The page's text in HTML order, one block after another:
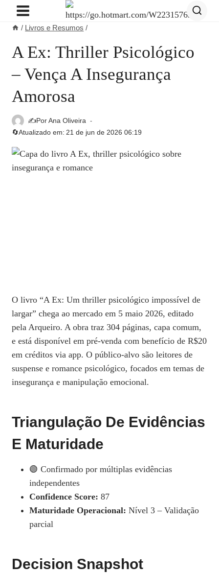
Pular
Conteúdo
/ Livros e Resumos /
A Ex: Thriller Psicológico
– Vença A Insegurança
Amorosa
✍️PorAna Oliveira
🔄Atualizado em: 21 de jun de 2026 06:19
O livro “A Ex: Um thriller psicológico impossível de
largar” chega ao mercado em 5 maio 2026, editado
pela Arqueiro. A obra traz 304 páginas, capa comum,
e está disponível em pré‑venda com benefício de R$20
em créditos via app. O público‑alvo são leitores de
suspense e romance psicológico, focados em temas de
insegurança e manipulação emocional.
Triangulação De Evidências
E Maturidade
🟢 Confirmado por múltiplas evidências
independentes
Confidence Score: 87
Maturidade Operacional: Nível 3 – Validação
parcial
Decision Snapshot